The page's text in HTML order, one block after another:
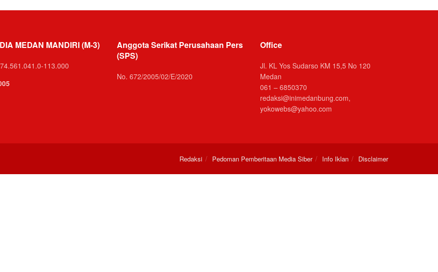
MEDAN MANDIRI (M-3)
113.000
Anggota Serikat Perusahaan Pers
(SPS)
No. 672/2005/02/E/2020
Office
Jl. KL Yos Sudarso KM 15,5 No 120
Medan
061 – 6850370
redaksi@inimedanbung.com,
yokowebs@yahoo.com
Redaksi Pedoman Pemberitaan Media Siber Info Iklan Disclaimer